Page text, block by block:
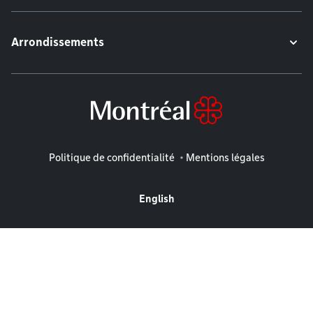
Arrondissements
Mentions légales
Politique de confidentialité Mentions légales
English